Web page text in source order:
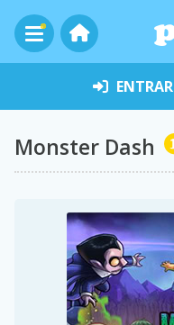
ENTRAR
Monster Dash